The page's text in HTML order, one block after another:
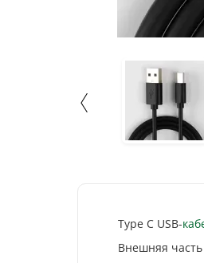
Type C USB-
Внешняя часть